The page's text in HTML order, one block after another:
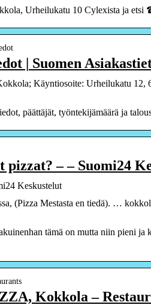
Urheilukatu 10 Cylexista ja
| Suomen
Käyntiosoite: Urheilukatu
päättäjät, työntekijämäärä ja
– – Suomi24
Keskustelut
(Pizza Mestasta en tiedä). …
tämä on mutta niin pieni ja
Kokkola –